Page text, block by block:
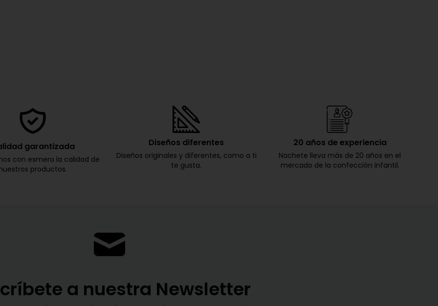
garantizada
con esmero la calidad de
productos.
Diseños diferentes
Diseños originales y diferentes, como a ti
te gusta.
20 años de experiencia
Nachete lleva más de 20 años en el
mercado de la confección infantil.
a nuestra Newsletter